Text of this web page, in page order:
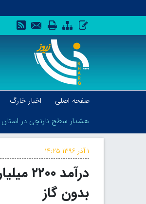
صفحه اصلی اخبار خارگ
هشدار سطح نارنجی در
هشدار سطح نارنجی در
۱ آذر ۱۳۹۶ ۱۴:۲۵
بدون گاز